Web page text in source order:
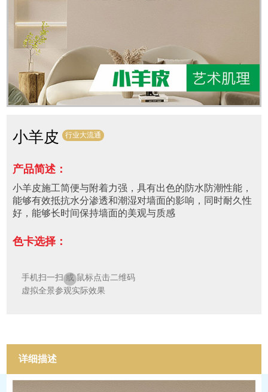
小羊皮 行业大流通
产品简述：
小羊皮施工简便与附着力强，具有出色的防水防潮性能，
能够有效抵抗水分渗透和潮湿对墙面的影响，同时耐久性
好，能够长时间保持墙面的美观与质感
色卡选择：
手机扫一扫 或 鼠标点击二维码
虚拟全景参观实际效果
详细描述